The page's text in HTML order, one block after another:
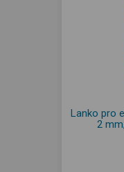
Lanko pro
2